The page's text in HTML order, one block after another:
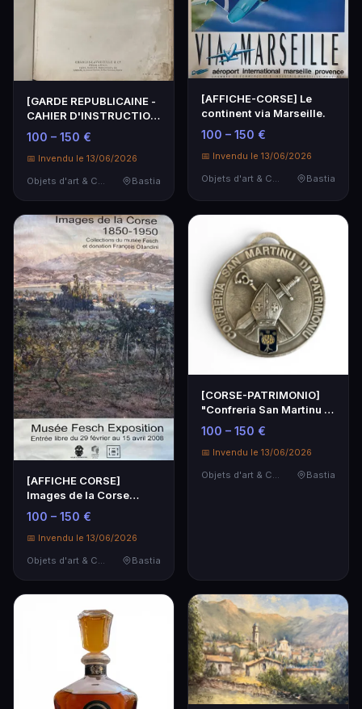
[GARDE REPUBLICAINE -
CAHIER D'INSTRUCTION
- CORSE] 1 cahier…
100 – 150 €
📅 Invendu le 13/06/2026
Objets d'art & Curiosités
Bastia
[AFFICHE-CORSE] Le
continent via Marseille.
100 – 150 €
📅 Invendu le 13/06/2026
Objets d'art & Curiosités
Bastia
[AFFICHE CORSE]
Images de la Corse
1850-1950. Collections
du…
100 – 150 €
📅 Invendu le 13/06/2026
Objets d'art & Curiosités
Bastia
[CORSE-PATRIMONIO]
"Confreria San Martinu di
Patrimoniu".
100 – 150 €
📅 Invendu le 13/06/2026
Objets d'art & Curiosités
Bastia